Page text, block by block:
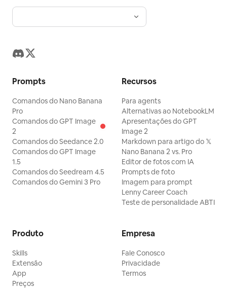
Prompts
Comandos do Nano Banana
Pro
Comandos do GPT Image
2
Comandos do Seedance 2.0
Comandos do GPT Image
1.5
Comandos do Seedream 4.5
Comandos do Gemini 3 Pro
Recursos
Para agents
Alternativas ao NotebookLM
Apresentações do GPT
Image 2
Markdown para artigo do 𝕏
Nano Banana 2 vs. Pro
Editor de fotos com IA
Prompts de foto
Imagem para prompt
Lenny Career Coach
Teste de personalidade ABTI
Produto
Skills
Extensão
App
Preços
Empresa
Fale Conosco
Privacidade
Termos